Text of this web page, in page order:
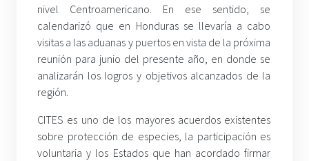
nivel Centroamericano. En ese sentido, se
calendarizó que en Honduras se llevaría a cabo
visitas a las aduanas y puertos en vista de la próxima
reunión para junio del presente año, en donde se
analizarán los logros y objetivos alcanzados de la
región.
CITES es uno de los mayores acuerdos existentes
sobre protección de especies, la participación es
voluntaria y los Estados que han acordado firmar